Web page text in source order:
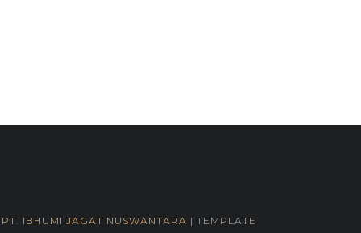
PT. IBHUMI JAGAT NUSWANTARA | TEMPLATE